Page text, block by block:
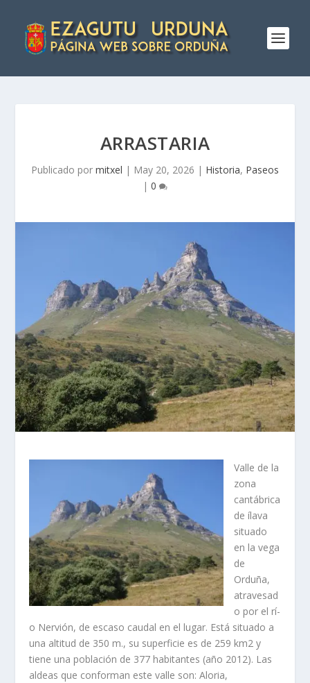
ARRASTARIA
Publicado por mitxel | May 20, 2026 | Historia, Paseos
| 0
Valle de la
zona
cantábrica
de ílava
situado
en la vega
de
Orduña,
atravesad
o por el rí­
o Nervión, de escaso caudal en el lugar. Está situado a
una altitud de 350 m., su superficie es de 259 km2 y
tiene una población de 377 habitantes (año 2012). Las
aldeas que conforman este valle son: Aloria,